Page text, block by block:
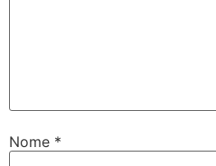
Nome *